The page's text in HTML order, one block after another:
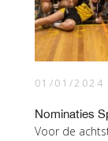
01/01/2024
Nominaties
Voor de